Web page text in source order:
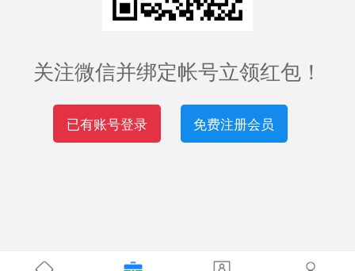
关注微信并绑定帐号立领红包！
已有账号登录 免费注册会员